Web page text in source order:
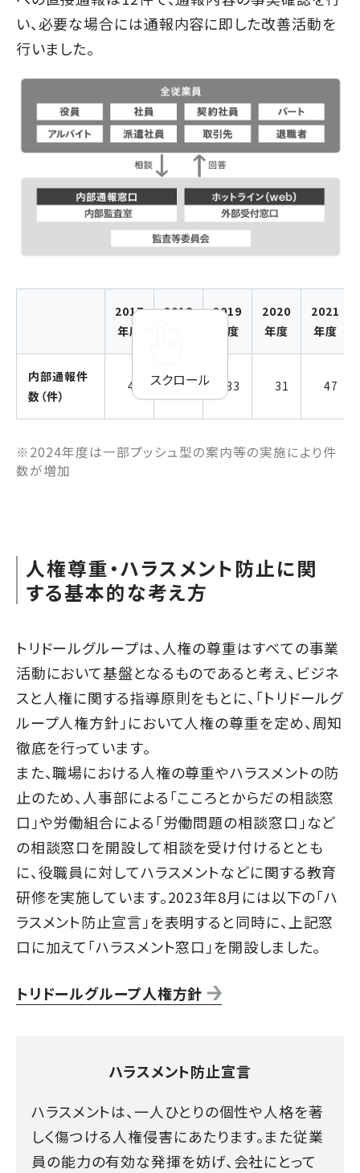
い、必要な場合には通報内容に即した改善活動を
行いました。
スクロール
2017
年度
2018
2019
年度
2020
年度
2021
年度
内部通報件
数（件）
46 56 33 31 47
※2024年度は一部プッシュ型の案内等の実施により件
数が増加
人権尊重・ハラスメント防止に関
する基本的な考え方
トリドールグループは、人権の尊重はすべての事業
活動において基盤となるものであると考え、ビジネ
スと人権に関する指導原則をもとに、「トリドールグ
ループ人権方針 」において人権の尊重を定め、周知
徹底を行っています。
また、職場における人権の尊重やハラスメントの防
止のため、人事部による「こころとからだの相談窓
口」や労働組合による「労働問題の相談窓口」など
の相談窓口を開設して相談を受け付けるととも
に、役職員に対してハラスメントなどに関する教育
研修を実施しています。2023年8月には以下の「ハ
ラスメント防止宣言」を表明すると同時に、上記窓
口に加えて「ハラスメント窓口」を開設しました。
トリドールグループ人権方針
ハラスメント防止宣言
ハラスメントは、一人ひとりの個性や人格を著
しく傷つける人権侵害にあたります。また従業
員の能力の有効な発揮を妨げ、会社にとって